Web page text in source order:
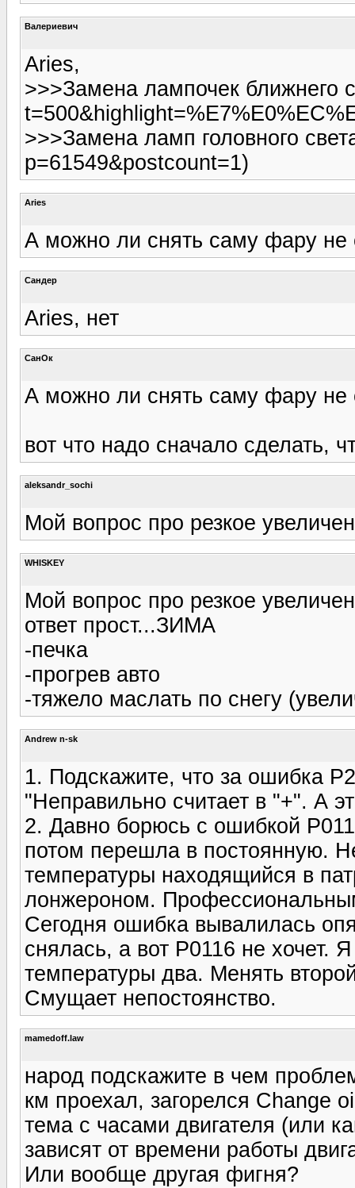
Валериевич
Aries,
>>>Замена лампочек ближнего
>>>Замена ламп головного
p=61549&postcount=1)
Aries
А можно ли снять саму фару
Сандер
Aries, нет
СанОк
А можно ли снять саму фару
вот что надо сначало сделать,
aleksandr_sochi
Мой вопрос про резкое
WHISKEY
Мой вопрос про резкое
ответ прост...ЗИМА
-печка
-прогрев авто
-тяжело маслать по снегу
Andrew n-sk
1. Подскажите, что за ошибка
"Неправильно считает в "+". А
2. Давно борюсь с ошибкой
потом перешла в постоянную.
температуры находящийся в
лонжероном.
Сегодня ошибка вывалилась
снялась, а вот Р0116 не хочет.
температуры два. Менять
Смущает непостоянство.
mamedoff.law
народ подскажите в чем
км проехал, загорелся Change
тема с часами двигателя (или
зависят от времени работы
Или вообще другая фигня?